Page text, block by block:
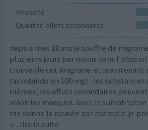
Efficacité
Quantité effets secondaires
depuis mes 18 ans je souffre de
plusieurs jours par moins dans
trouvaille cet imigrane. et maintenant
(aurobindo en 100 mg) . les
mêmes, les effets secondaires
selon les marques. avec le
me donne la nausée par exemple. je
u ...lire la suite